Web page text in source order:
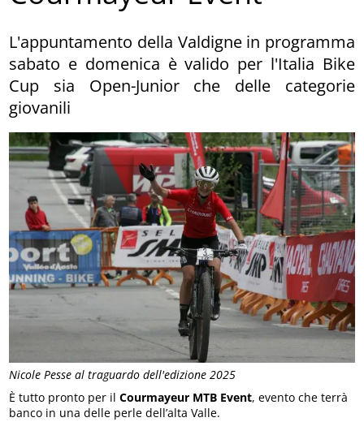
Nicole Pesse al traguardo dell'edizione 2025
L'appuntamento della Valdigne in programma
sabato e domenica è valido per l'Italia Bike
Cup sia Open-Junior che delle categorie
giovanili
È tutto pronto per ilCourmayeur MTB Event, evento che terrà
banco in una delle perle dell’alta Valle.